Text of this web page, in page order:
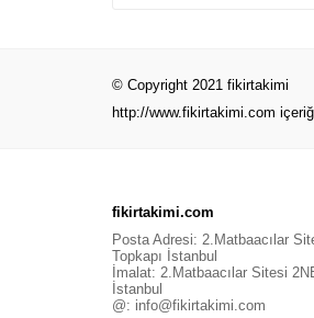
© Copyright 2021 fikirtakimi
http://www.fikirtakimi.com
fikirtakimi.com
Posta Adresi: 2.Matbaacılar
Topkapı İstanbul
İmalat: 2.Matbaacılar Sitesi
İstanbul
@: info@fikirtakimi.com